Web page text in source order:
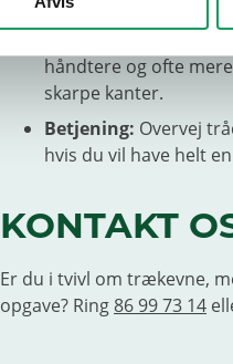
håndtere og ofte
skarpe kanter.
Betjening: Overvej
hvis du vil have helt
KONTAKT
Er du i tvivl om trækevne,
opgave? Ring86 99 73 14